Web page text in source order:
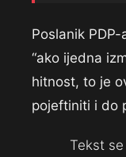
Poslanik
“ako ijedna
hitnost, to je
pojeftiniti i do
Tekst